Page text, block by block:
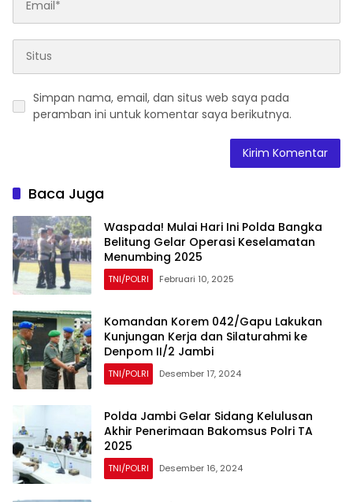
Simpan nama, email, dan situs web saya pada
peramban ini untuk komentar saya berikutnya.
Baca Juga
Waspada! Mulai Hari Ini Polda Bangka
Belitung Gelar Operasi Keselamatan
Menumbing 2025
TNI/POLRI Februari 10, 2025
Komandan Korem 042/Gapu Lakukan
Kunjungan Kerja dan Silaturahmi ke
Denpom II/2 Jambi
TNI/POLRI Desember 17, 2024
Polda Jambi Gelar Sidang Kelulusan
Akhir Penerimaan Bakomsus Polri TA
2025
TNI/POLRI Desember 16, 2024